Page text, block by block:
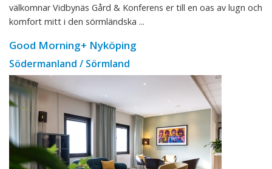
välkomnar Vidbynäs Gård & Konferens er till en oas av lugn och
komfort mitt i den sörmländska ...
Good Morning+ Nyköping
Södermanland / Sörmland